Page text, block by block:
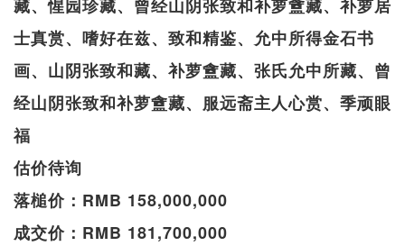
藏、惺园珍藏、曾经山阴张致和补萝盦藏、补萝居
士真赏、嗜好在兹、致和精鉴、允中所得金石书
画、山阴张致和藏、补萝盦藏、张氏允中所藏、曾
经山阴张致和补萝盦藏、服远斋主人心赏、季顽眼
福
估价待询
落槌价：RMB 158,000,000
成交价：RMB 181,700,000